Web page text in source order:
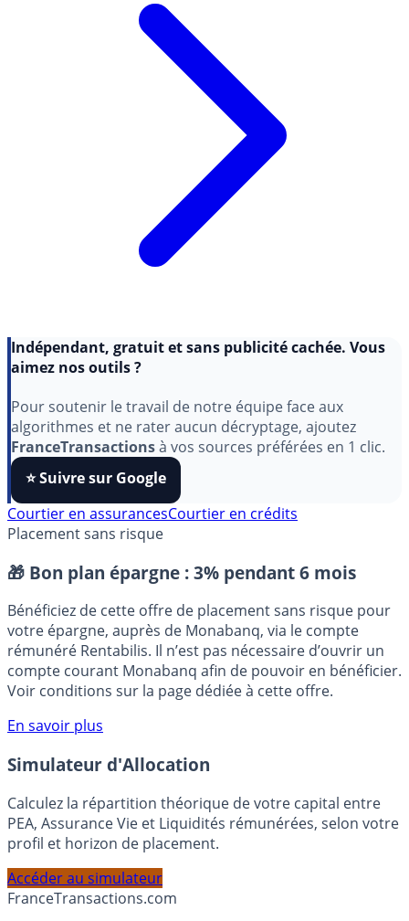
aimez nos outils ?
Pour soutenir le travail de notre équipe face aux
algorithmes et ne rater aucun décryptage, ajoutez
FranceTransactionsà vos sources préférées en 1 clic.
⭐️ Suivre sur Google
Placement sans risque
🎁 Bon plan épargne : 3% pendant 6 mois
Bénéficiez de cette offre de placement sans risque pour
votre épargne, auprès de Monabanq, via le compte
rémunéré Rentabilis. Il n’est pas nécessaire d’ouvrir un
Voir conditions sur la page dédiée à cette offre.
En savoir plus
Simulateur d'Allocation
Calculez la répartition théorique de votre capital entre
profil et horizon de placement.